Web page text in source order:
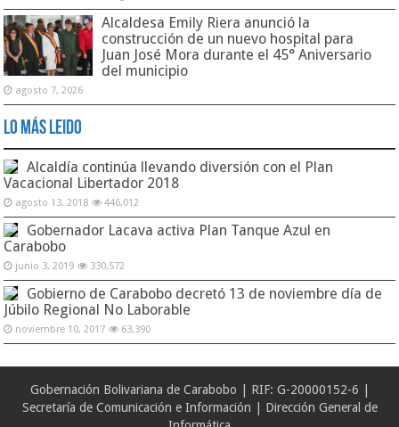
Alcaldesa Emily Riera anunció la
construcción de un nuevo hospital para
Juan José Mora durante el 45° Aniversario
del municipio
agosto 7, 2026
Lo Más Leido
Alcaldía continúa llevando diversión con el Plan
Vacacional Libertador 2018
agosto 13, 2018 446,012
Gobernador Lacava activa Plan Tanque Azul en
Carabobo
junio 3, 2019 330,572
Gobierno de Carabobo decretó 13 de noviembre día de
Júbilo Regional No Laborable
noviembre 10, 2017 63,390
Gobernación Bolivariana de Carabobo | RIF: G-20000152-6 |
Secretaría de Comunicación e Información | Dirección General de